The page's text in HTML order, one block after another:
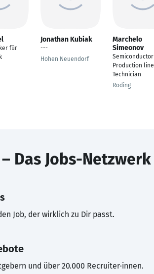
für
Jonathan Kubiak
---
Hohen Neuendorf
Marchelo
Simeonov
Semiconductor
Production line
Technician
Roding
– Das Jobs-Netzwerk
Job, der wirklich zu Dir passt.
und über 20.000 Recruiter·innen.